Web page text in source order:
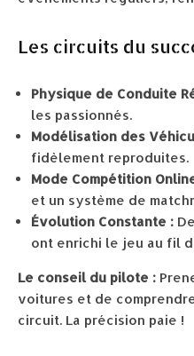
Les circuits du
Physique de Conduite
les passionnés.
Modélisation des
fidèlement reproduites.
Mode Compétition
et un système de
Évolution Constante :
ont enrichi le jeu au fil
Le conseil du pilote :
voitures et de
circuit. La précision paie !